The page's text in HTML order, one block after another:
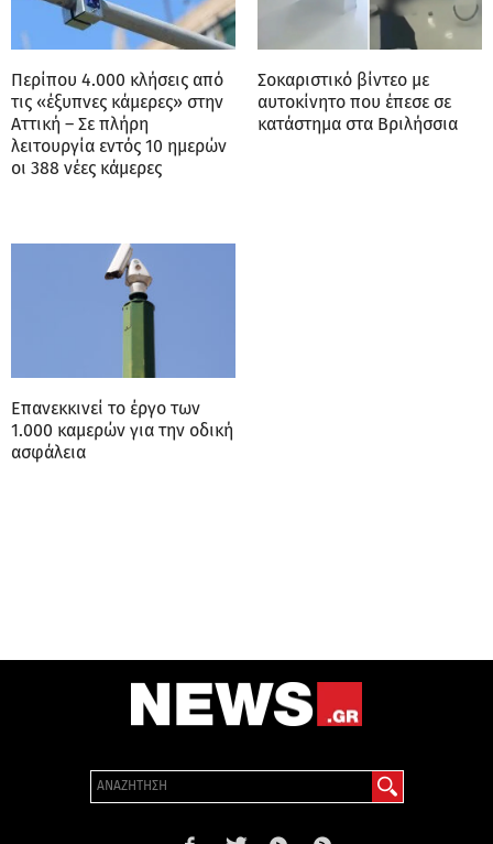
Περίπου 4.000 κλήσεις από
τις «έξυπνες κάμερες» στην
Αττική – Σε πλήρη
λειτουργία εντός 10 ημερών
οι 388 νέες κάμερες
Σοκαριστικό βίντεο με
αυτοκίνητο που έπεσε σε
κατάστημα στα Βριλήσσια
Επανεκκινεί το έργο των
1.000 καμερών για την οδική
ασφάλεια